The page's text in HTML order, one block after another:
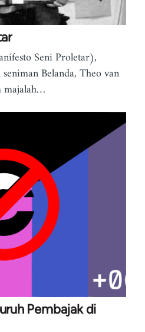
Seni Proletar),
Belanda, Theo van
majalah…
Pembajak di